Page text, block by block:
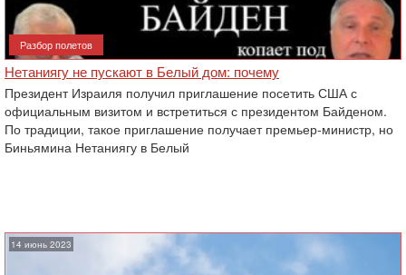
Разбор полетов
Нетаниягу не пускают в Белый дом: почему
Президент Израиля получил приглашение посетить США с
официальным визитом и встретиться с президентом Байденом.
По традиции, такое приглашение получает премьер-министр, но
Биньямина Нетаниягу в Белый
14 июнь 2023